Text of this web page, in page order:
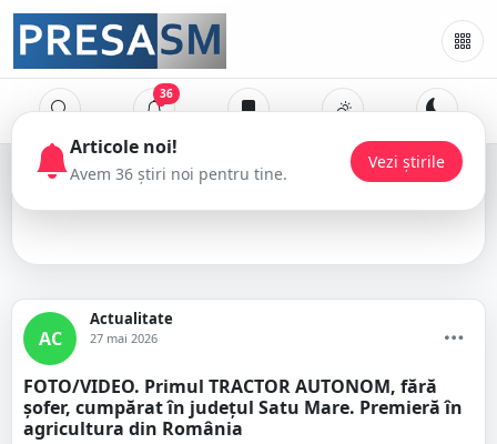
36
tractor
AC
Actualitate
27 mai 2026
FOTO/VIDEO. Primul TRACTOR AUTONOM, fără
șofer, cumpărat în județul Satu Mare. Premieră în
agricultura din România